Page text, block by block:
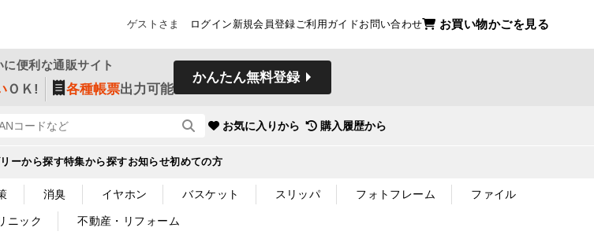
ゲストさま ログイン 新規会員登録ご利用ガイドお問い合わせ お買い物かごを見る
便利な通販サイト
ＯＫ! 各種帳票出力可能
かんたん無料登録
お気に入りから 購入履歴から
ーから探す特集から探すお知らせ初めての方
消臭 イヤホン バスケット スリッパ フォトフレーム ファイル
ニック 不動産・リフォーム